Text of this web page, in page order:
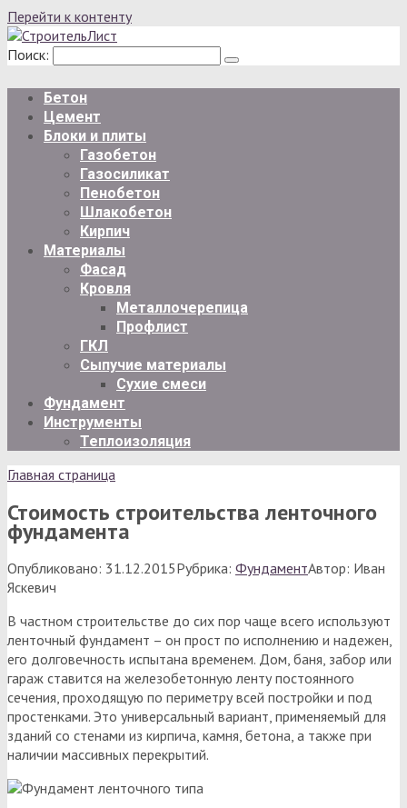
Перейти к контенту
Поиск:
Бетон
Цемент
Блоки и плиты
Газобетон
Газосиликат
Пенобетон
Шлакобетон
Кирпич
Материалы
Фасад
Кровля
Металлочерепица
Профлист
ГКЛ
Сыпучие материалы
Сухие смеси
Фундамент
Инструменты
Теплоизоляция
Главная страница
Стоимость строительства ленточного
фундамента
Опубликовано: 31.12.2015Рубрика: ФундаментАвтор: Иван
Яскевич
В частном строительстве до сих пор чаще всего используют
ленточный фундамент – он прост по исполнению и надежен,
его долговечность испытана временем. Дом, баня, забор или
гараж ставится на железобетонную ленту постоянного
сечения, проходящую по периметру всей постройки и под
простенками. Это универсальный вариант, применяемый для
зданий со стенами из кирпича, камня, бетона, а также при
наличии массивных перекрытий.